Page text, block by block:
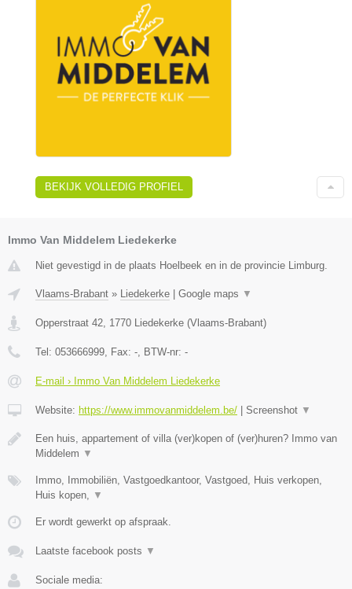
BEKIJK VOLLEDIG PROFIEL
Immo Van Middelem Liedekerke
Niet gevestigd in de plaats Hoelbeek en in de provincie Limburg.
Vlaams-Brabant » Liedekerke Google maps ▼
Opperstraat 42 1770 Liedekerke (Vlaams-Brabant)
Tel: 053666999 , Fax: - , BTW-nr: -
E-mail › Immo Van Middelem Liedekerke
Website: https://www.immovanmiddelem.be/ Screenshot ▼
Een huis, appartement of villa (ver)kopen of (ver)huren? Immo van
Middelem ▼
Immo, Immobiliën, Vastgoedkantoor, Vastgoed, Huis verkopen,
Huis kopen,
▼
Er wordt gewerkt op afspraak.
Laatste facebook posts ▼
Sociale media: